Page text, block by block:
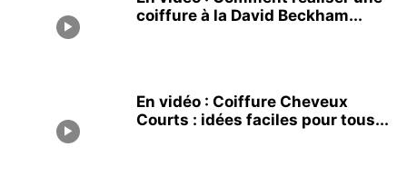
coiffure à la David Beckham...
En vidéo : Coiffure Cheveux
Courts : idées faciles pour tous...